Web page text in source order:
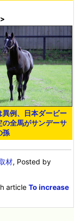
異例、日本ダービー
の全馬がサンデーサ
孫
材, Posted by
articleTo increase